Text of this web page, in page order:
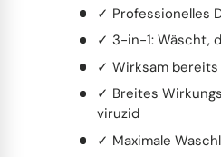
✓ Professionelles
✓ 3-in-1: Wäscht,
✓ Wirksam bereits
✓ Breites
viruzid
✓ Maximale